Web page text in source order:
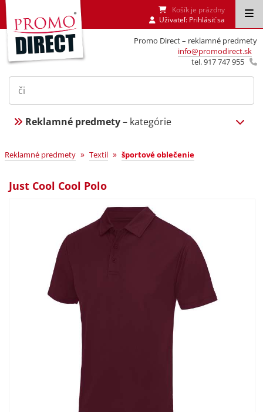
Promo Direct – reklamné predmety
info@promodirect.sk
tel. 917 747 955
Košík je prázdny
Uživateľ: Prihlásiť sa
Reklamné predmety– kategórie
Reklamné predmety » Textil » športové oblečenie
Just Cool Cool Polo